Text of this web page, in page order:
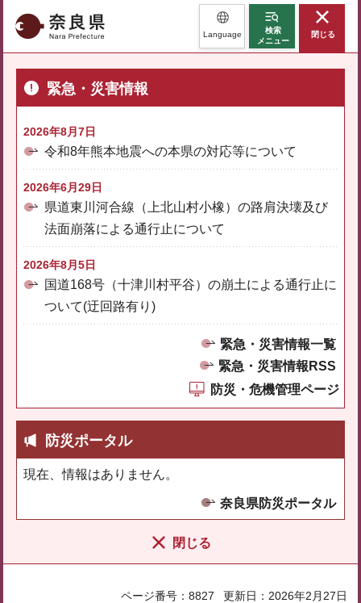
奈良県 Language
検索
メニュー
閉じる
緊急・災害情報
2026年8月7日
令和8年熊本地震への本県の対応等について
2026年6月29日
県道東川河合線（上北山村小橡）の路肩決壊及び
法面崩落による通行止について
2026年8月5日
国道168号（十津川村平谷）の崩土による通行止に
ついて(迂回路有り)
緊急・災害情報一覧
緊急・災害情報RSS
防災・危機管理ページ
防災ポータル
現在、情報はありません。
奈良県防災ポータル
閉じる
ページ番号：8827 更新日：2026年2月27日